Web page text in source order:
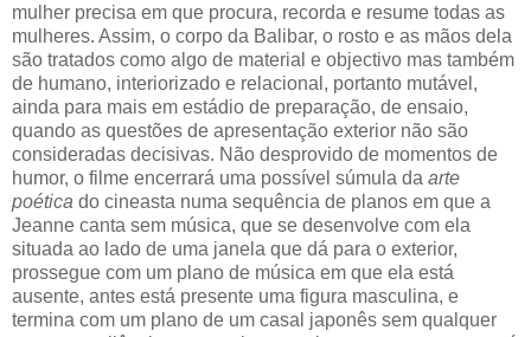
mulher precisa em que procura, recorda e resume todas as
mulheres. Assim, o corpo da Balibar, o rosto e as mãos dela
são tratados como algo de material e objectivo mas também
de humano, interiorizado e relacional, portanto mutável,
ainda para mais em estádio de preparação, de ensaio,
quando as questões de apresentação exterior não são
consideradas decisivas. Não desprovido de momentos de
humor, o filme encerrará uma possível súmula da arte
poética do cineasta numa sequência de planos em que a
Jeanne canta sem música, que se desenvolve com ela
situada ao lado de uma janela que dá para o exterior,
prossegue com um plano de música em que ela está
ausente, antes está presente uma figura masculina, e
termina com um plano de um casal japonês sem qualquer